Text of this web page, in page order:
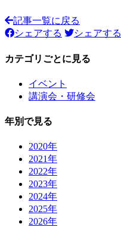
記事一覧に戻る
シェアする
シェアする
カテゴリごとに見る
イベント
講演会・研修会
年別で見る
2020年
2021年
2022年
2023年
2024年
2025年
2026年